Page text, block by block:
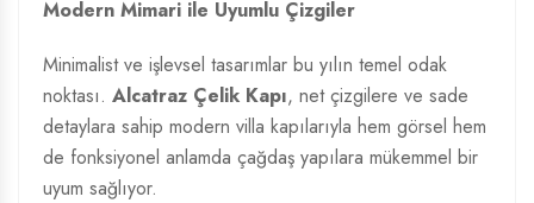
Modern Mimari ile Uyumlu Çizgiler
Minimalist ve işlevsel tasarımlar bu yılın temel odak
noktası. Alcatraz Çelik Kapı, net çizgilere ve sade
detaylara sahip modern villa kapılarıyla hem görsel hem
de fonksiyonel anlamda çağdaş yapılara mükemmel bir
uyum sağlıyor.